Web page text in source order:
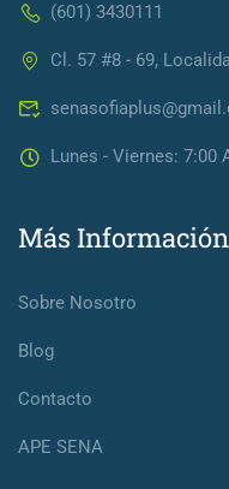
(601) 3430111
Cl. 57 #8 - 69,
Lunes - Viernes: 7:00
Más Información
Sobre Nosotro
Blog
Contacto
APE SENA